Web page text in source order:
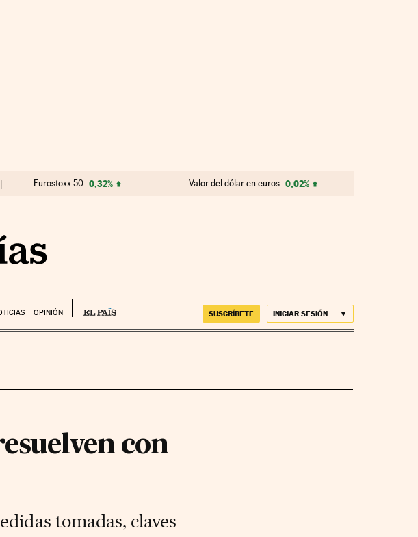
Eurostoxx 50 0,32% Valor del dólar en euros 0,02%
OPINIÓN SUSCRÍBETE INICIAR SESIÓN
con
tomadas, claves